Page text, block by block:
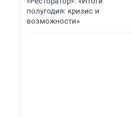
полугодия: кризис и
возможности»